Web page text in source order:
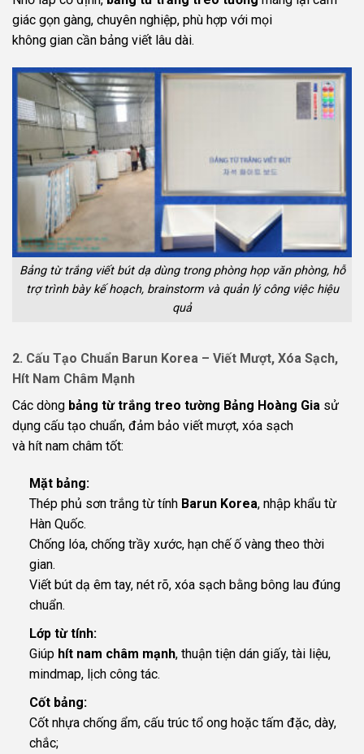
giác gọn gàng, chuyên nghiệp, phù hợp với mọi
không gian cần bảng viết lâu dài.
Bảng từ trắng viết bút dạ dùng trong phòng họp văn phòng, hỗ
trợ trình bày kế hoạch, brainstorm và quản lý công việc hiệu
quả
2. Cấu Tạo Chuẩn Barun Korea – Viết Mượt, Xóa Sạch,
Hít Nam Châm Mạnh
Các dòng bảng từ trắng treo tường Bảng Hoàng Gia sử
dụng cấu tạo chuẩn, đảm bảo viết mượt, xóa sạch
và hít nam châm tốt:
Mặt bảng:
Thép phủ sơn trắng từ tính Barun Korea, nhập khẩu từ
Hàn Quốc.
Chống lóa, chống trầy xước, hạn chế ố vàng theo thời
gian.
Viết bút dạ êm tay, nét rõ, xóa sạch bằng bông lau đúng
chuẩn.
Lớp từ tính:
Giúp hít nam châm mạnh, thuận tiện dán giấy, tài liệu,
mindmap, lịch công tác.
Cốt bảng:
Cốt nhựa chống ẩm, cấu trúc tổ ong hoặc tấm đặc, dày,
chắc;